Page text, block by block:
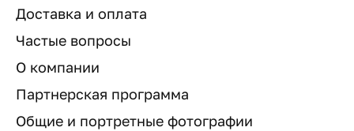
Доставка и оплата
Частые вопросы
О компании
Партнерская программа
Общие и портретные фотографии